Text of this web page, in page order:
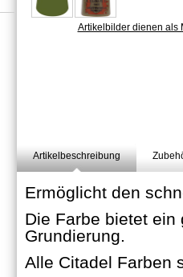
Artikelbilder dienen als
Artikelbeschreibung
Ermöglicht den
Die Farbe bietet
Grundierung.
Alle Citadel Farben